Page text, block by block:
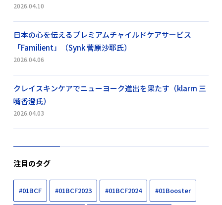
2026.04.10
日本の心を伝えるプレミアムチャイルドケアサービス
「Familient」（Synk 菅原沙耶氏）
2026.04.06
クレイスキンケアでニューヨーク進出を果たす（klarm 三
嘴香澄氏）
2026.04.03
注目のタグ
#01BCF #01BCF2023 #01BCF2024 #01Booster